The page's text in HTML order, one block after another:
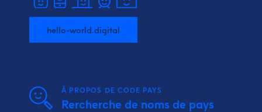
hello-world.digital
À PROPOS DE CODE PAYS
Rercherche de noms de pays